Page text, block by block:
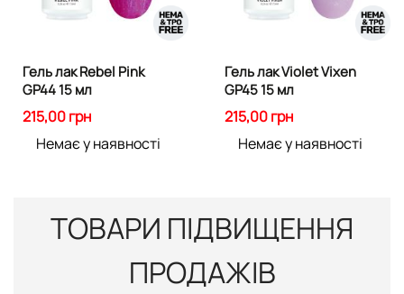
Гель лак Rebel Pink
GP44 15 мл
215,00 грн
Немає у наявності
Гель лак Violet Vixen
GP45 15 мл
215,00 грн
Немає у наявності
ТОВАРИ ПІДВИЩЕННЯ
ПРОДАЖІВ